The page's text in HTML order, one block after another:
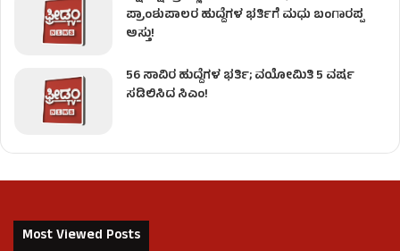
ಪ್ರಾಂಶುಪಾಲರ ಹುದ್ದೆಗಳ ಭರ್ತಿಗೆ ಮಧು ಬಂಗಾರಪ್ಪ
ಅಸ್ತು!
56 ಸಾವಿರ ಹುದ್ದೆಗಳ ಭರ್ತಿ; ವಯೋಮಿತಿ 5 ವರ್ಷ
ಸಡಿಲಿಸಿದ ಸಿಎಂ!
Most Viewed Posts